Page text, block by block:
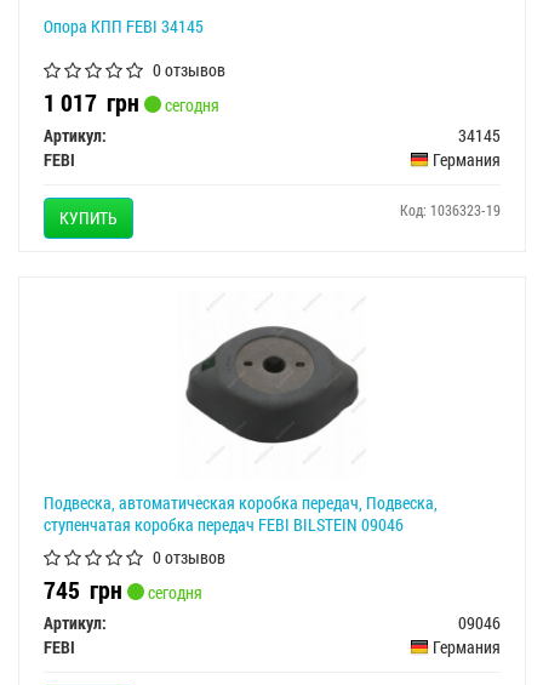
Опора КПП FEBI 34145
0 отзывов
1 017 грн
сегодня
Артикул:
34145
FEBI
Германия
КУПИТЬ Код: 1036323-19
Подвеска, автоматическая коробка передач, Подвеска,
ступенчатая коробка передач FEBI BILSTEIN 09046
0 отзывов
745 грн
сегодня
Артикул:
09046
FEBI
Германия